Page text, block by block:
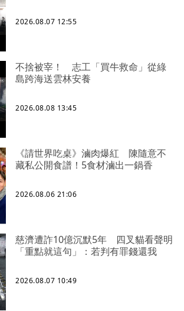
2026.08.07 12:55
不捨被宰！ 志工「買牛救命」從綠
島跨海送雲林安養
2026.08.08 13:45
《請世界吃桌》滷肉爆紅 陳隨意不
藏私公開食譜！5食材滷出一鍋香
2026.08.06 21:06
慈濟遭詐10億沉默5年 四叉貓看聲明
「重點就這句」：若判有罪錢還我
2026.08.07 10:49